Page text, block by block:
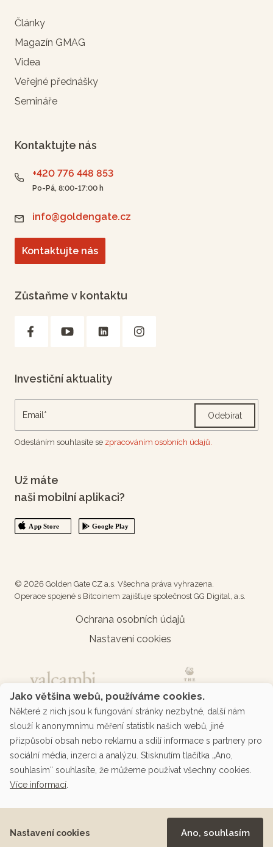
Články
Magazín GMAG
Videa
Veřejné přednášky
Semináře
Kontaktujte nás
+420 776 448 853
Po-Pá, 8:00-17:00 h
info@goldengate.cz
Kontaktujte nás
Zůstaňme v kontaktu
Investiční aktuality
Odebírat
Odesláním souhlasíte se zpracováním osobních údajů.
Už máte
naši mobilní aplikaci?
© 2026 Golden Gate CZ a.s. Všechna práva vyhrazena.
Operace spojené s Bitcoinem zajišťuje společnost GG Digital, a.s.
Ochrana osobních údajů
Nastavení cookies
Podporované platby přes platební bránu
Jako většina webů, používáme cookies.
Některé z nich jsou k fungování stránky nezbytné, další nám
slouží k anonymnímu měření statistik našich webů, jiné
přizpůsobí obsah nebo reklamu a sdílí informace s partnery pro
sociální média, inzerci a analýzu. Stisknutím tlačítka „Ano,
souhlasím“ souhlasíte, že můžeme používat všechny cookies.
Více informací
Nastavení cookies Ano, souhlasím